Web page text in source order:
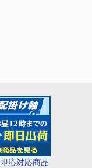
即応対応商品